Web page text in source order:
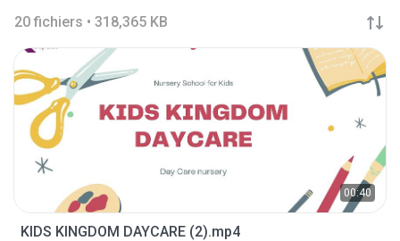
20 fichiers • 318,365 KB
00:40
KIDS KINGDOM DAYCARE (2).mp4